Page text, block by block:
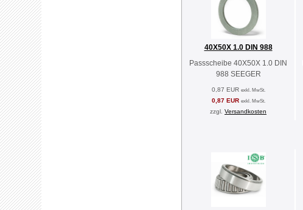
40X50X 1.0 DIN 988
Passscheibe 40X50X 1.0 DIN
988 SEEGER
0,87 EUR exkl. MwSt.
0,87 EUR exkl. MwSt.
zzgl. Versandkosten